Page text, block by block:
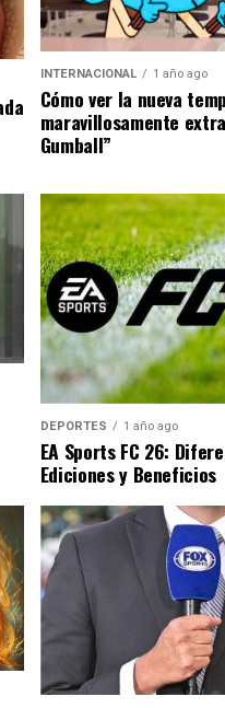
INTERNACIONAL 1 año ago
Cómo ver la nueva
maravillosamente
Gumball”
DEPORTES 1 año ago
EA Sports FC 26:
Ediciones y Beneficios